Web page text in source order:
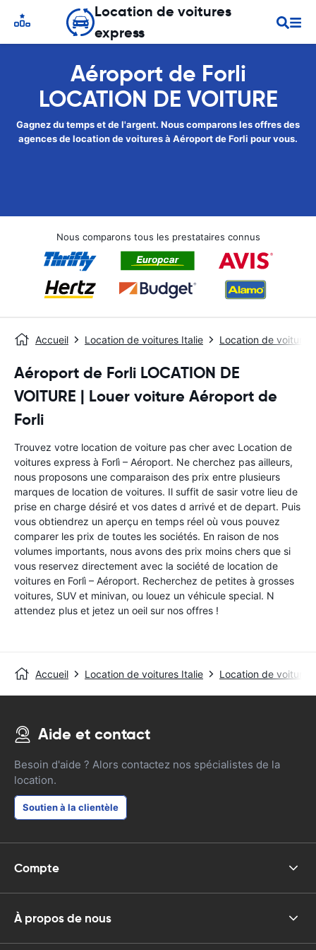
Location de voitures
express
Aéroport de Forli
LOCATION DE VOITURE
Gagnez du temps et de l'argent. Nous comparons les offres des
agences de location de voitures à Aéroport de Forli pour vous.
Nous comparons tous les prestataires connus
Accueil Location de voitures Italie Location de
Aéroport de Forli LOCATION DE
VOITURE | Louer voiture Aéroport de
Forli
Trouvez votre location de voiture pas cher avec Location de
voitures express à Forlì – Aéroport. Ne cherchez pas ailleurs,
nous proposons une comparaison des prix entre plusieurs
marques de location de voitures. Il suffit de sasir votre lieu de
prise en charge désiré et vos dates d arrivé et de depart. Puis
vous obtiendrez un aperçu en temps réel où vous pouvez
comparer les prix de toutes les sociétés. En raison de nos
volumes importants, nous avons des prix moins chers que si
vous reservez directement avec la société de location de
voitures en Forlì – Aéroport. Recherchez de petites à grosses
voitures, SUV et minivan, ou louez un véhicule special. N
attendez plus et jetez un oeil sur nos offres !
Accueil Location de voitures Italie Location de
Aide et contact
Besoin d'aide ? Alors contactez nos spécialistes de la
location.
Soutien à la clientèle
Compte
À propos de nous